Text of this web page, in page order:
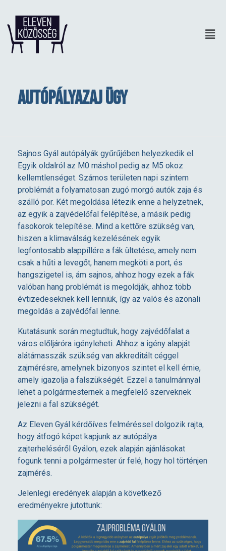
Autópályazaj ügy
A
u
t
ó
p
á
l
y
a
z
a
j
ü
g
y
Sajnos Gyál autópályák gyűrűjében helyezkedik el.
Egyik oldalról az M0 máshol pedig az M5 okoz
kellemtlenséget. Számos területen napi szintem
problémát a folyamatosan zugó morgó autók zaja és
szálló por. Két megoldása létezik enne a helyzetnek,
az egyik a zajvédelőfal felépítése, a másik pedig
fasokorok telepítése. Mind a kettőre szükség van,
hiszen a klimaválság kezelésének egyik
legfontosabb alappíllére a fák ültetése, amely nem
csak a hűti a levegőt, hanem megköti a port, és
hangszigetel is, ám sajnos, ahhoz hogy ezek a fák
valóban hang problémát is megoldják, ahhoz több
évtizedeseknek kell lenniük, így az valós és azonali
megoldás a zajvédőfal lenne.
Kutatásunk során megtudtuk, hogy zajvédőfalat a
város előljáróra igényleheti. Ahhoz a igény alapját
alátámasszák szükség van akkreditált céggel
zajmérésre, amelynek bizonyos szintet el kell érnie,
amely igazolja a falszükségét. Ezzel a tanulmánnyal
lehet a polgármesternek a megfelelő szerveknek
jelezni a fal szükségét.
Az Eleven Gyál kérdőíves felméréssel dolgozik rajta,
hogy átfogó képet kapjunk az autópálya
zajterheléséről Gyálon, ezek alapján ajánlásokat
fogunk tenni a polgármester úr felé, hogy hol történjen
zajmérés.
Jelenlegi eredények alapján a következő
eredményekre jutottunk: